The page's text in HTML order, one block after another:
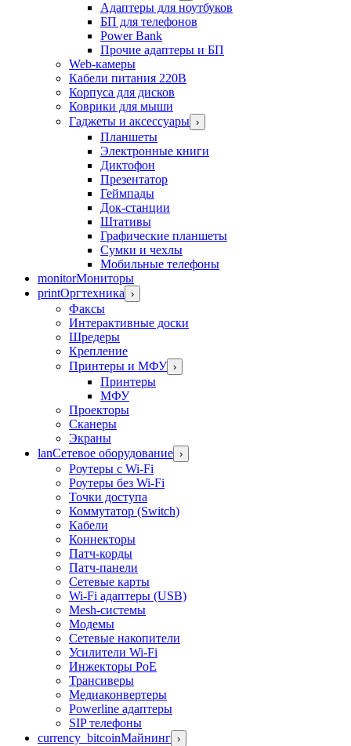
Адаптеры для ноутбуков
БП для телефонов
Power Bank
Прочие адаптеры и БП
Web-камеры
Кабели питания 220В
Корпуса для дисков
Коврики для мыши
Гаджеты и аксессуары ›
Планшеты
Электронные книги
Диктофон
Презентатор
Геймпады
Док-станции
Штативы
Графические планшеты
Сумки и чехлы
Мобильные телефоны
monitorМониторы
printОргтехника ›
Факсы
Интерактивные доски
Шредеры
Крепление
Принтеры и МФУ ›
Принтеры
МФУ
Проекторы
Сканеры
Экраны
lanСетевое оборудование ›
Роутеры с Wi-Fi
Роутеры без Wi-Fi
Точки доступа
Коммутатор (Switch)
Кабели
Коннекторы
Патч-корды
Патч-панели
Сетевые карты
Wi-Fi адаптеры (USB)
Mesh-системы
Модемы
Сетевые накопители
Усилители Wi-Fi
Инжекторы PoE
Трансиверы
Медиаконвертеры
Powerline адаптеры
SIP телефоны
currency_bitcoinМайнинг ›